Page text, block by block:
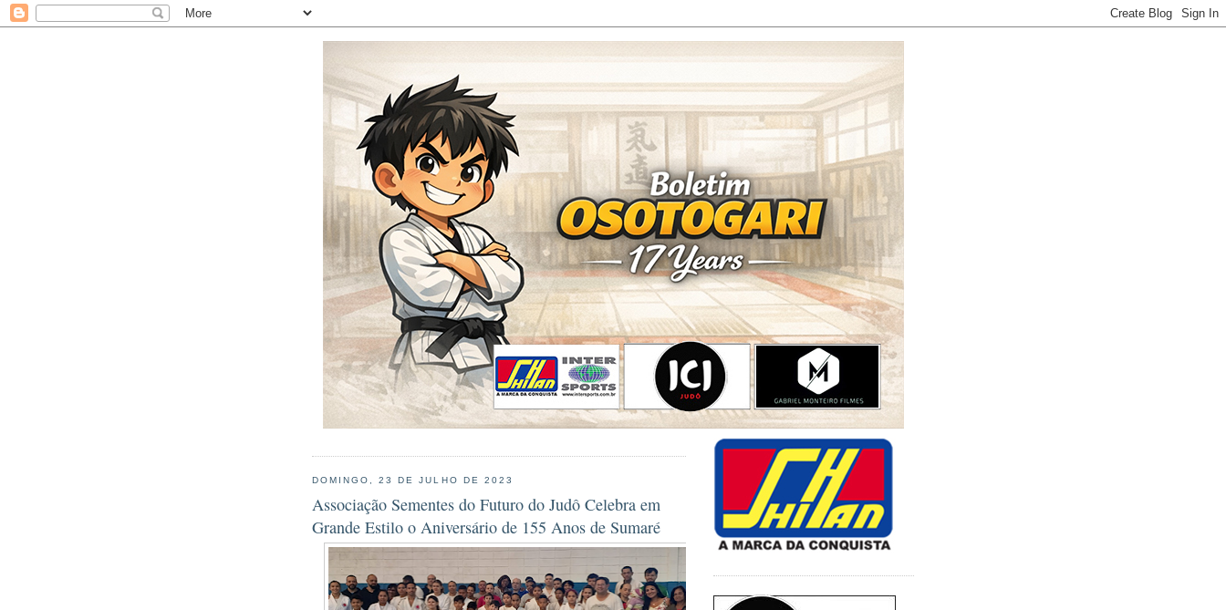
DOMINGO, 23 DE JULHO DE 2023
Associação Sementes do Futuro do Judô Celebra em
Grande Estilo o Aniversário de 155 Anos de Sumaré